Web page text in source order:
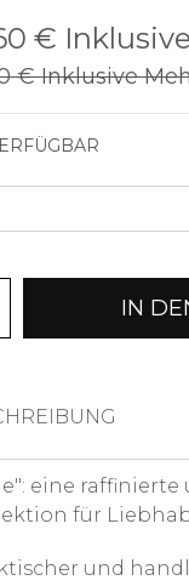
€
€Inklusive
IN
eine
für
und